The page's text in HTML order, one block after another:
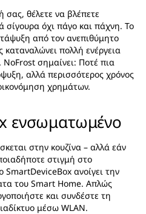
σας, θέλετε να βλέπετε
σίγουρα όχι πάγο και πάχνη. Το
από τον ανεπιθύμητο
πολλή ενέργεια
NoFrost σημαίνει: Ποτέ πια
αλλά περισσότερος χρόνος
χρημάτων.
ενσωματωμένο
στην κουζίνα – αλλά εάν
στιγμή στο
ανοίγει την
του Smart Home. Απλώς
και συνδέστε τη
μέσω WLAN.